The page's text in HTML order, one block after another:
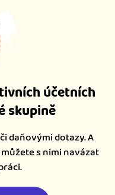
účetních
skupině
daňovými dotazy. A
s nimi navázat